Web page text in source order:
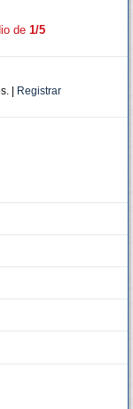
de 1/5
| Registrar